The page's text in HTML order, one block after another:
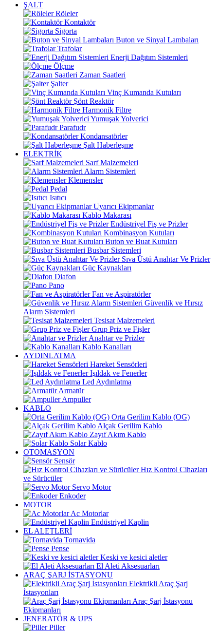
ŞALT
Röleler
Kontaktör
Sigorta
Buton ve Sinyal Lambaları
Trafolar
Enerji Dağıtım Sistemleri
Ölçme
Zaman Saatleri
Şalter
Vinç Kumanda Kutuları
Şönt Reaktör
Harmonik Filtre
Yumuşak Yolverici
Parafudr
Kondansatörler
Şalt Haberleşme
ELEKTRİK
Sarf Malzemeleri
Alarm Sistemleri
Klemensler
Pedal
Isıtıcı
Uyarıcı Ekipmanlar
Kablo Makarası
Endüstriyel Fiş ve Prizler
Kombinasyon Kutuları
Buton ve Buat Kutuları
Busbar Sistemleri
Sıva Üstü Anahtar Ve Prizler
Güç Kaynakları
Diafon
Pano
Fan ve Aspiratörler
Güvenlik ve Hırsız
Alarm Sistemleri
Tesisat Malzemeleri
Grup Priz ve Fişler
Anahtar ve Prizler
Kablo Kanalları
AYDINLATMA
Hareket Sensörleri
Işıldak ve Fenerler
Led Aydınlatma
Armatür
Ampuller
KABLO
Orta Gerilim Kablo (OG)
Alçak Gerilim Kablo
Zayıf Akım Kablo
Solar Kablo
OTOMASYON
Sensör
Hız Kontrol Cihazları
ve Sürücüler
Servo Motor
Enkoder
MOTOR
Ac Motorlar
Endüstriyel Kaplin
EL ALETLERİ
Tornavida
Pense
Keski ve kesici aletler
El Aleti Aksesuarları
ARAÇ ŞARJ İSTASYONU
Elektrikli Araç Şarj
İstasyonları
Araç Şarj İstasyonu
Ekipmanları
JENERATÖR & UPS
Piller